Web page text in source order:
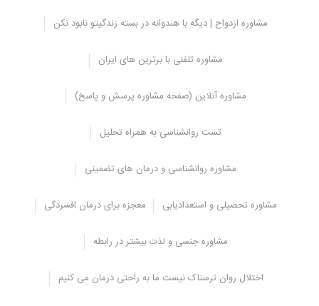
مشاوره ازدواج | دیگه با هندوانه در بسته زندگیتو نابود نکن
مشاوره تلفنی با برترین های ایران
مشاوره آنلاین (صفحه مشاوره پرسش و پاسخ)
تست روانشناسی به همراه تحلیل
مشاوره روانشناسی و درمان های تضمینی
مشاوره تحصیلی و استعدادیابی معجزه برای درمان افسردگی
مشاوره جنسی و لذت بیشتر در رابطه
اختلال روان ترسناک نیست ما به راحتی درمان می کنیم
شرایط نامناسب ازدواج چیست ؟
بر اساس نظر روانشناسان اگر ازدواجی بدون فکر و دور از عقلانیت باشد
فرد نمی تواند انتخاب درستی داشته باشد و بنابراین ازدواج وی سالم و
موفقیت آمیز نخواهد بود. در ازدواج علاوه بر عشق حقیقی باید به مسائل
به عبارت دیگر برای داشتنازدواج موفقوجود عشق به تنهایی کافی نیست
در جامعه امروزی نمی باشد، بلکه به این معنی است که ازدواج امری مهم
بسیاری از ازدواج ها به دلایلاصرار پدر و مادریا دوستان و آشنایان و یا
این دلایل برای ازدواج مناسب نمی باشند و معمولا به طلاق و جدایی می
مورد دیگری که در موارد طلاق زیادی دیده می شود، ازدواج در سن پایین